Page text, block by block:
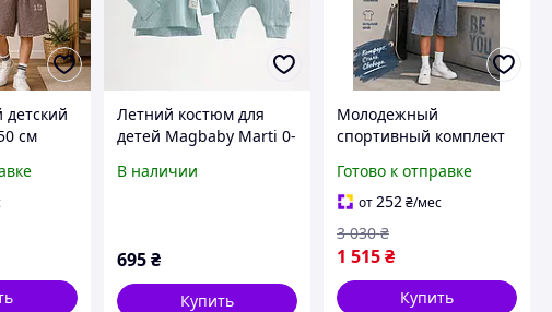
см
с
детей
Летний костюм для
детей Magbaby Marti 0-
В наличии
695 ₴
Купить
Молодежный
спортивный комплект
подростку, летние
качественные костюмы
принт варка для детей
Готово к отправке
от252₴/мес
1 515₴
3 030 ₴
Купить